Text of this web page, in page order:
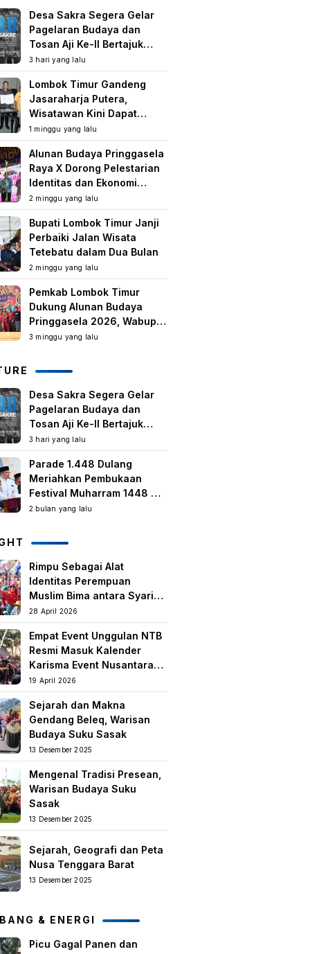
Desa Sakra Segera Gelar
Pagelaran Budaya dan
Tosan Aji Ke-II Bertajuk
Samuhita Sakre
3 hari yang lalu
Lombok Timur Gandeng
Jasaraharja Putera,
Wisatawan Kini Dapat
Perlindungan Asuransi di
Destinasi Wisata
1 minggu yang lalu
Alunan Budaya Pringgasela
Raya X Dorong Pelestarian
Identitas dan Ekonomi
Masyarakat
2 minggu yang lalu
Bupati Lombok Timur Janji
Perbaiki Jalan Wisata
Tetebatu dalam Dua Bulan
2 minggu yang lalu
Pemkab Lombok Timur
Dukung Alunan Budaya
Pringgasela 2026, Wabup:
Kegiatan Berbasis
3 minggu yang lalu
Desa Sakra Segera Gelar
Pagelaran Budaya dan
Tosan Aji Ke-II Bertajuk
Samuhita Sakre
3 hari yang lalu
Parade 1.448 Dulang
Meriahkan Pembukaan
Festival Muharram 1448 H
di Lombok Timur
2 bulan yang lalu
Rimpu Sebagai Alat
Identitas Perempuan
Muslim Bima antara Syariat,
Tradisi lokal, dan
Manifestasi Nilai-nilai
keislaman
28 April 2026
Empat Event Unggulan NTB
Resmi Masuk Kalender
Karisma Event Nusantara
(KEN) 2026
19 April 2026
Sejarah dan Makna
Gendang Beleq, Warisan
Budaya Suku Sasak
13 Desember 2025
Mengenal Tradisi Presean,
Warisan Budaya Suku
Sasak
13 Desember 2025
Sejarah, Geografi dan Peta
Nusa Tenggara Barat
13 Desember 2025
& ENERGI
Picu Gagal Panen dan